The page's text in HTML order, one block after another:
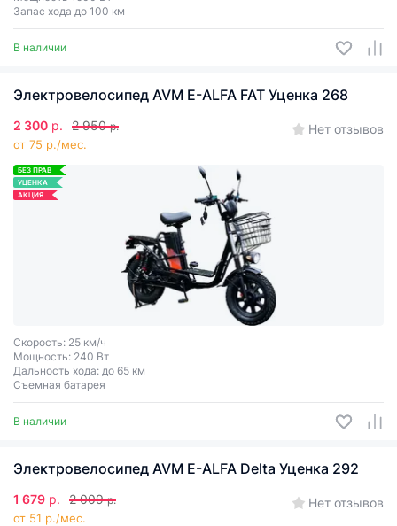
Запас хода до 100 км
В наличии
Электровелосипед AVM E-ALFA FAT Уценка 268
2 300 р. 2 950 р.
от 75 р./мес.
Нет отзывов
БЕЗ ПРАВ
УЦЕНКА
АКЦИЯ
Скорость: 25 км/ч
Мощность: 240 Вт
Дальность хода: до 65 км
Съемная батарея
В наличии
Электровелосипед AVM E-ALFA Delta Уценка 292
1 679 р. 2 009 р.
от 51 р./мес.
Нет отзывов